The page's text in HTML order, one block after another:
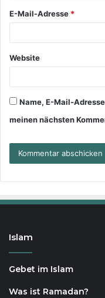
E-Mail-Adresse *
Website
Name, E-Mail-
meinen nächsten
Islam
Gebet im Islam
Was ist Ramadan?